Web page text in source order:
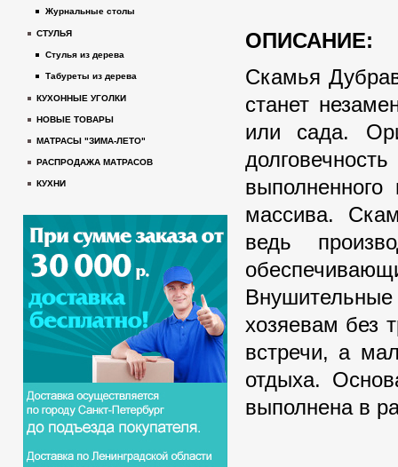
ОПИСАНИЕ:
Скамья
станет
или сада.
выполненного
массива.
ведь
хозяевам без
встречи, а
отдыха.
выполнена в
Журнальные столы
СТУЛЬЯ
Стулья из дерева
Табуреты из дерева
КУХОННЫЕ УГОЛКИ
НОВЫЕ ТОВАРЫ
МАТРАСЫ "ЗИМА-ЛЕТО"
РАСПРОДАЖА МАТРАСОВ
КУХНИ